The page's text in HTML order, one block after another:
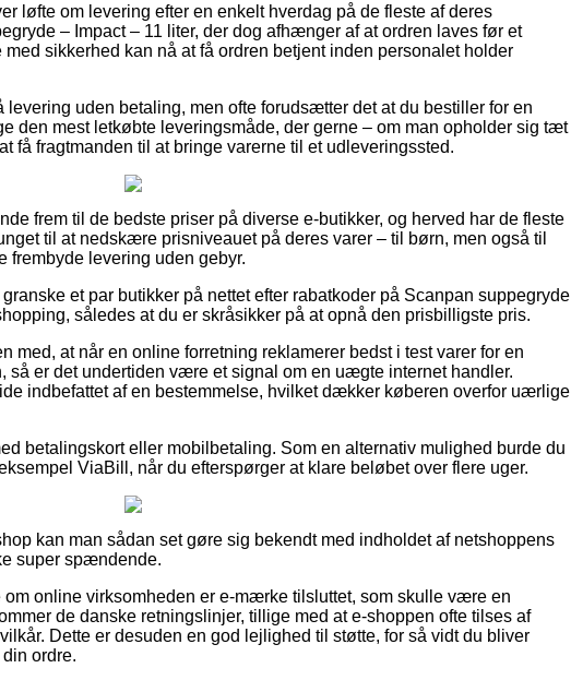
løfte om levering efter en enkelt hverdag på de fleste af deres
– Impact – 11 liter, der dog afhænger af at ordren laves før et
sikkerhed kan nå at få ordren betjent inden personalet holder
uden betaling, men ofte forudsætter det at du bestiller for en
den mest letkøbte leveringsmåde, der gerne – om man opholder sig tæt
få fragtmanden til at bringe varerne til et udleveringssted.
frem til de bedste priser på diverse e-butikker, og herved har de fleste
til at nedskære prisniveauet på deres varer – til børn, men også til
frembyde levering uden gebyr.
et par butikker på nettet efter rabatkoder på Scanpan suppegryde
således at du er skråsikker på at opnå den prisbilligste pris.
med, at når en online forretning reklamerer bedst i test varer for en
så er det undertiden være et signal om en uægte internet handler.
indbefattet af en bestemmelse, hvilket dækker køberen overfor uærlige
betalingskort eller mobilbetaling. Som en alternativ mulighed burde du
ViaBill, når du efterspørger at klare beløbet over flere uger.
kan man sådan set gøre sig bekendt med indholdet af netshoppens
super spændende.
online virksomheden er e-mærke tilsluttet, som skulle være en
de danske retningslinjer, tillige med at e-shoppen ofte tilses af
Dette er desuden en god lejlighed til støtte, for så vidt du bliver
ordre.